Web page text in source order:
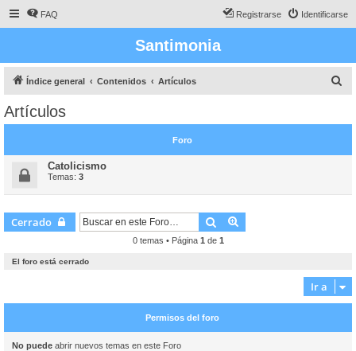
FAQ Identificarse
Registrarse
Santimonia
Índice general Contenidos Artículos
a
Artículos
Foro
Catolicismo
Temas: 3
Cerrado Buscar
0 temas • Página 1 de 1
El foro está cerrado
Ir a
Permisos del foro
No puede abrir nuevos temas en este Foro